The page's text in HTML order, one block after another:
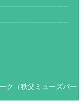
ク（秩父ミューズパー